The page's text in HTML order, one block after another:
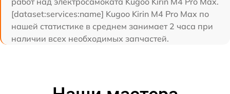
[dataset:services:name] Kugoo Kirin M4 Pro Max по
нашей статистике в среднем занимает 2 часа при
наличии всех необходимых запчастей.